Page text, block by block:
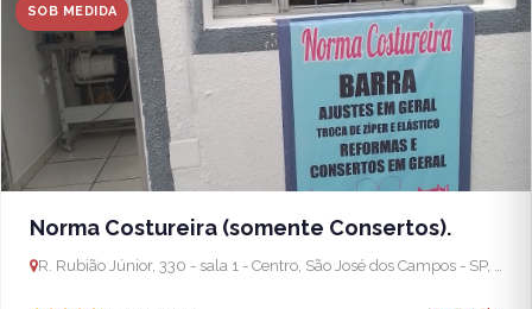
SOB MEDIDA
Norma Costureira (somente Consertos).
R. Rubião Júnior, 330 - sala 1 - Centro, São José dos Campos - SP, 12210-180, Brasil